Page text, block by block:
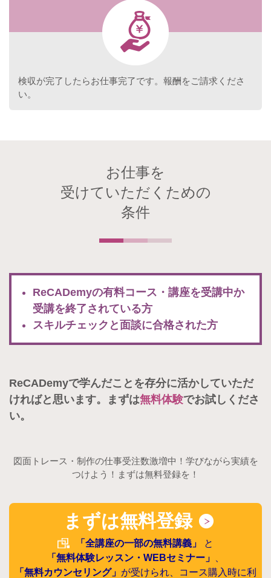
検収が完了したらお仕事完了です。報酬をご請求くださ
い。
お仕事を
受けていただくための
条件
ReCADemyの有料コース・講座を受講中か
受講を終了されている方
スキルチェックと面談に合格された方
ReCADemyで学んだことを存分に活かしていただ
ければと思います。まずは無料体験でお試しくださ
い。
図面トレース・制作の仕事受注数激増中！学びながら実績を
つけよう！まずは無料登録を！
まずは無料登録
「全講座の一部の無料講義」
と
「無料体験レッスン・WEBセミナー」
「無料カウンセリング」 が受けられ、コース購入時に利